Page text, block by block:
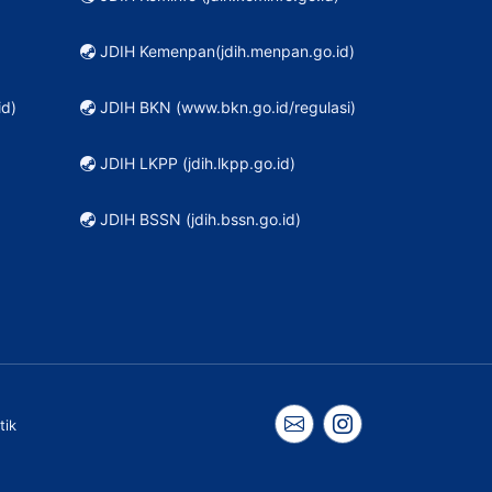
JDIH Kemenpan(jdih.menpan.go.id)
JDIH BKN (www.bkn.go.id/regulasi)
JDIH LKPP (jdih.lkpp.go.id)
JDIH BSSN (jdih.bssn.go.id)